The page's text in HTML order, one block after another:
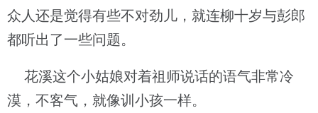
众人还是觉得有些不对劲儿，就连柳十岁与彭郎
都听出了一些问题。
花溪这个小姑娘对着祖师说话的语气非常冷
漠，不客气，就像训小孩一样。